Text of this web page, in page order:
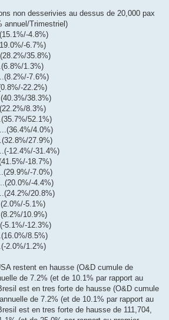
non desserivies au dessus de 20,000 pax
Trimestriel)
4.8%)
6.7%)
35.8%)
1.3%)
7.6%)
22.2%)
38.3%)
8.3%)
52.1%)
4.0%)
27.9%)
12.4%/-31.4%)
18.7%)
7.0%)
4.4%)
20.8%)
5.1%)
10.9%)
5.1%/-12.3%)
8.5%)
2.0%/1.2%)
restent en hausse (O&D cumule de
de 7.2% (et de 10.1% par rapport au
est en tres forte de hausse (O&D cumule
de 7.2% (et de 10.1% par rapport au
est en tres forte de hausse de 111,704,